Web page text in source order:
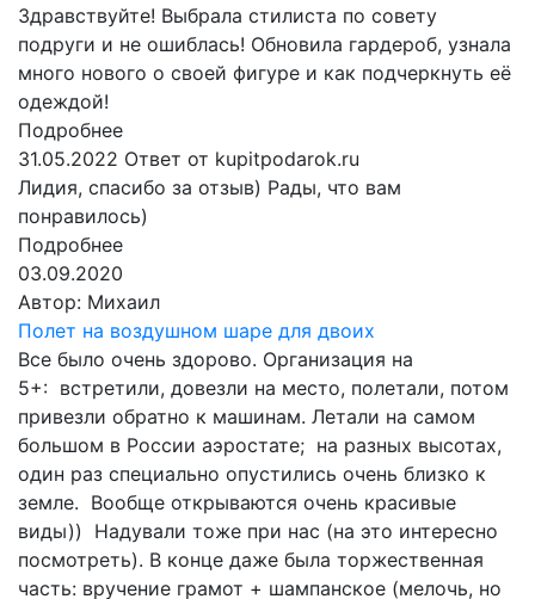
Здравствуйте! Выбрала стилиста по совету
подруги и не ошиблась! Обновила гардероб, узнала
много нового о своей фигуре и как подчеркнуть её
одеждой!
Подробнее
31.05.2022 Ответ от kupitpodarok.ru
Лидия, спасибо за отзыв) Рады, что вам
понравилось)
Подробнее
03.09.2020
Автор: Михаил
Полет на воздушном шаре для двоих
Все было очень здорово. Организация на
5+: встретили, довезли на место, полетали, потом
привезли обратно к машинам. Летали на самом
большом в России аэростате; на разных высотах,
один раз специально опустились очень близко к
земле. Вообще открываются очень красивые
виды)) Надували тоже при нас (на это интересно
посмотреть). В конце даже была торжественная
часть: вручение грамот + шампанское (мелочь, но